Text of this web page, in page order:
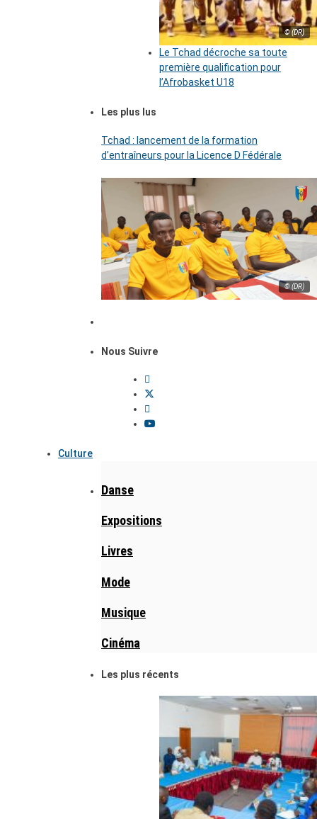
© (DR)
Le Tchad décroche sa toute
première qualification pour
l’Afrobasket U18
Les plus lus
Tchad : lancement de la formation
d’entraîneurs pour la Licence D Fédérale
© (DR)
Nous Suivre
Culture
Danse
Expositions
Livres
Mode
Musique
Cinéma
Les plus récents